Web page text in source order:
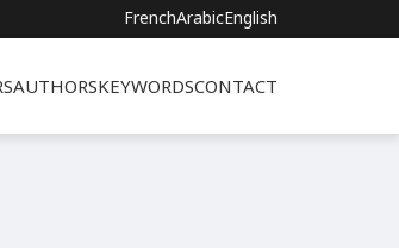
FrenchArabicEnglish
AUTHORSKEYWORDSCONTACT